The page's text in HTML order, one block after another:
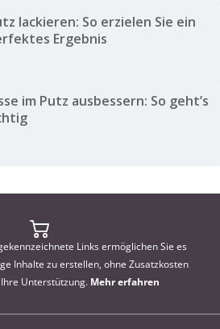
lackieren: So erzielen Sie ein
Ergebnis
im Putz ausbessern: So geht’s
Links ermöglichen Sie es
Inhalte zu erstellen, ohne Zusatzkosten
Unterstützung. Mehr erfahren